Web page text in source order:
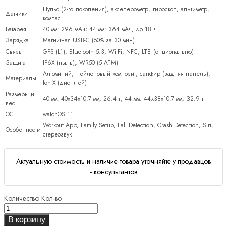
Датчики
Пульс (2-го поколения), акселерометр, гироскоп, альтиметр,
компас
Батарея
40 мм: 296 мАч; 44 мм: 364 мАч, до 18 ч
Зарядка
Магнитная USB-C (50% за 30 мин)
Связь
GPS (L1), Bluetooth 5.3, Wi-Fi, NFC, LTE (опционально)
Защита
IP6X (пыль), WR50 (5 ATM)
Материалы
Алюминий, нейлоновый композит, сапфир (задняя панель),
Ion-X (дисплей)
Размеры и
вес
40 мм: 40x34x10.7 мм, 26.4 г; 44 мм: 44x38x10.7 мм, 32.9 г
ОС
watchOS 11
Особенности Workout App, Family Setup, Fall Detection, Crash Detection, Siri,
стереозвук
Актуальную стоимость и наличие товара уточняйте у продавцов
- консультантов
Количество Кол-во
В корзину